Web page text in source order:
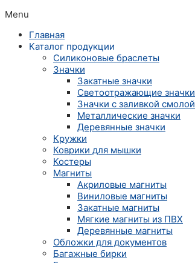
Menu
Главная
Каталог продукции
Силиконовые браслеты
Значки
Закатные значки
Светоотражающие значки
Значки с заливкой смолой
Металлические значки
Деревянные значки
Кружки
Коврики для мышки
Костеры
Магниты
Акриловые магниты
Виниловые магниты
Закатные магниты
Мягкие магниты из ПВХ
Деревянные магниты
Обложки для документов
Багажные бирки